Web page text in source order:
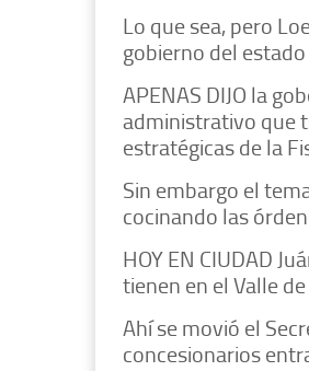
Lo que sea, pero
gobierno del estado
APENAS DIJO la
administrativo que
estratégicas de la
Sin embargo el
cocinando las
HOY EN CIUDAD
tienen en el Valle
Ahí se movió el
concesionarios